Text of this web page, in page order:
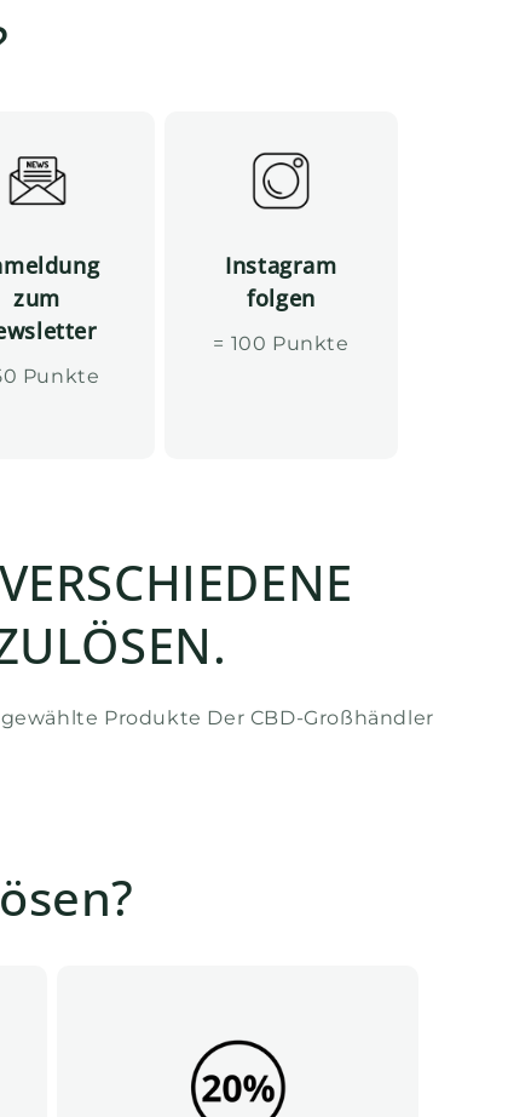
zum
Punkte
Instagram
folgen
= 100 Punkte
Produkte Der CBD-Großhändler